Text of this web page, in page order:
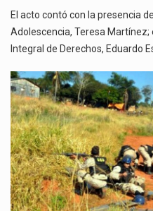
El acto contó con la presencia
Adolescencia, Teresa
Integral de Derechos, Eduardo